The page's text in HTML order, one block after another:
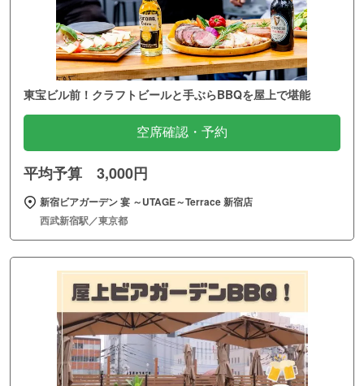
東宝ビル前！クラフトビールと手ぶらBBQを屋上で堪能
空席確認・予約
平均予算 3,000円
新宿ビアガーデン 宴 ～UTAGE～Terrace 新宿店
西武新宿駅／東京都